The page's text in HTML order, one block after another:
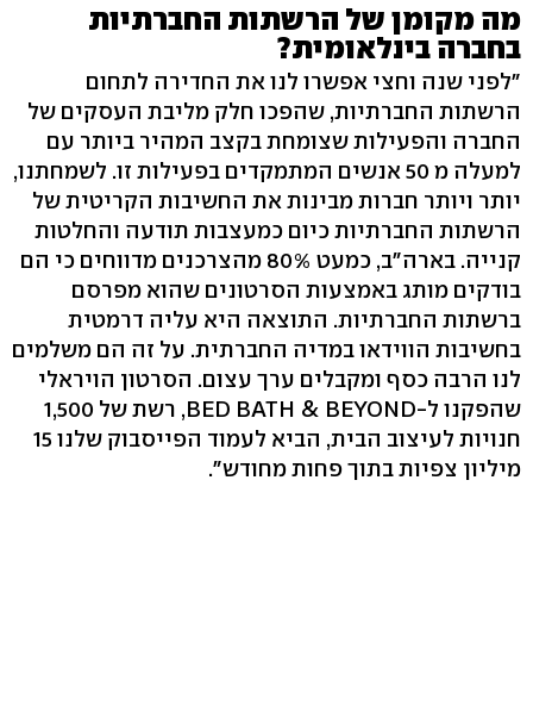
מה מקומן של הרשתות החברתיות
בחברה בינלאומית?
"לפני שנה וחצי אפשרו לנו את החדירה לתחום
הרשתות החברתיות, שהפכו חלק מליבת העסקים של
החברה והפעילות שצומחת בקצב המהיר ביותר עם
למעלה מ 50 אנשים המתמקדים בפעילות זו. לשמחתנו,
יותר ויותר חברות מבינות את החשיבות הקריטית של
הרשתות החברתיות כיום כמעצבות תודעה והחלטות
קנייה. בארה"ב, כמעט 80% מהצרכנים מדווחים כי הם
בודקים מותג באמצעות הסרטונים שהוא מפרסם
ברשתות החברתיות. התוצאה היא עליה דרמטית
בחשיבות הווידאו במדיה החברתית. על זה הם משלמים
לנו הרבה כסף ומקבלים ערך עצום. הסרטון הויראלי
שהפקנו ל-BED BATH & BEYOND, רשת של 1,500
חנויות לעיצוב הבית, הביא לעמוד הפייסבוק שלנו 15
מיליון צפיות בתוך פחות מחודש".